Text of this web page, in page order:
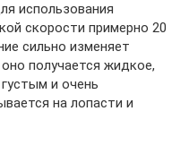
использования
скорости примерно 20
сильно изменяет
получается жидкое,
и очень
на лопасти и